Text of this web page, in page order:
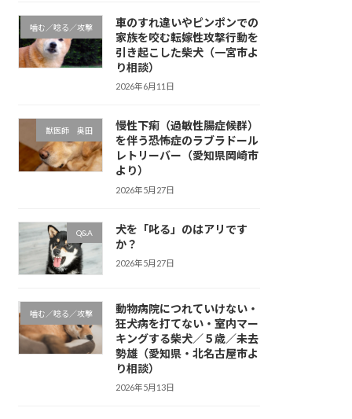
噛む／唸る／攻撃
車のすれ違いやピンポンでの
家族を咬む転嫁性攻撃行動を
引き起こした柴犬（一宮市よ
り相談）
2026年6月11日
獣医師 奥田
慢性下痢（過敏性腸症候群）
を伴う恐怖症のラブラドール
レトリーバー（愛知県岡崎市
より）
2026年5月27日
Q&A
犬を「叱る」のはアリです
か？
2026年5月27日
噛む／唸る／攻撃
動物病院につれていけない・
狂犬病を打てない・室内マー
キングする柴犬／５歳／未去
勢雄（愛知県・北名古屋市よ
り相談）
2026年5月13日